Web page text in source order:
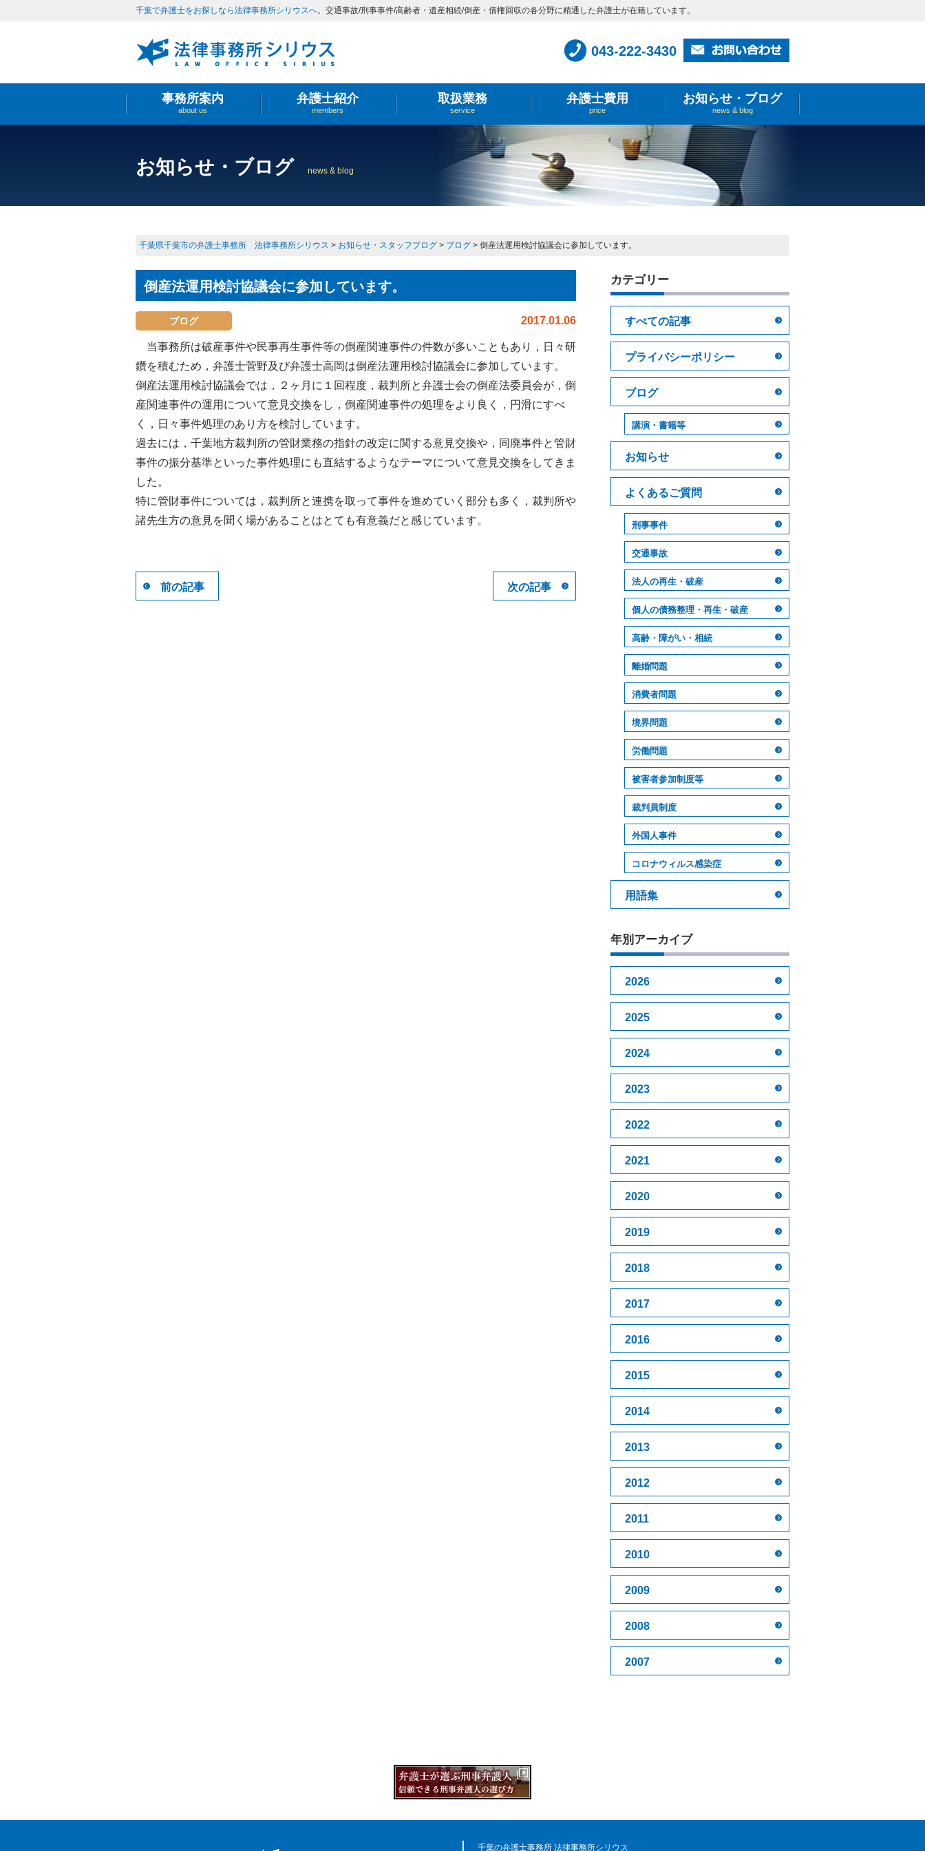
千葉で弁護士をお探しなら法律事務所シリウスへ。 交通事故/刑事事件/高齢者・遺産相続/倒産・債権回収の各分野に精通した弁護士が在籍しています。
043-222-3430
事務所案内
about us
弁護士紹介
members
取扱業務
service
弁護士費用
price
お知らせ・ブログ
news & blog
お知らせ・ブログ news & blog
千葉県千葉市の弁護士事務所 法律事務所シリウス > お知らせ・スタッフブログ > ブログ > 倒産法運用検討協議会に参加しています。
倒産法運用検討協議会に参加しています。
2017.01.06
ブログ
当事務所は破産事件や民事再生事件等の倒産関連事件の件数が多いこともあり，日々研
鑽を積むため，弁護士菅野及び弁護士高岡は倒産法運用検討協議会に参加しています。
倒産法運用検討協議会では，２ヶ月に１回程度，裁判所と弁護士会の倒産法委員会が，倒
産関連事件の運用について意見交換をし，倒産関連事件の処理をより良く，円滑にすべ
く，日々事件処理のあり方を検討しています。
過去には，千葉地方裁判所の管財業務の指針の改定に関する意見交換や，同廃事件と管財
事件の振分基準といった事件処理にも直結するようなテーマについて意見交換をしてきま
した。
特に管財事件については，裁判所と連携を取って事件を進めていく部分も多く，裁判所や
諸先生方の意見を聞く場があることはとても有意義だと感じています。
前の記事 次の記事
カテゴリー
すべての記事
プライバシーポリシー
ブログ
講演・書籍等
お知らせ
よくあるご質問
刑事事件
交通事故
法人の再生・破産
個人の債務整理・再生・破産
高齢・障がい・相続
離婚問題
消費者問題
境界問題
労働問題
被害者参加制度等
裁判員制度
外国人事件
コロナウィルス感染症
用語集
年別アーカイブ
2026
2025
2024
2023
2022
2021
2020
2019
2018
2017
2016
2015
2014
2013
2012
2011
2010
2009
2008
2007
千葉の弁護士事務所 法律事務所シリウス